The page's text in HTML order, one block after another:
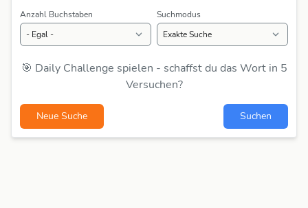
Anzahl Buchstaben Suchmodus
🎯 Daily Challenge spielen - schaffst du das Wort in 5
Versuchen?
Neue Suche Suchen